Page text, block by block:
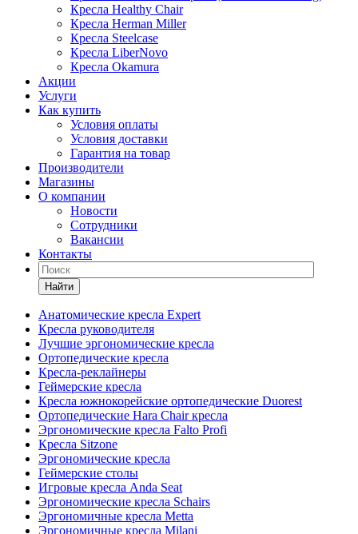
Кресла Healthy Chair
Кресла Herman Miller
Кресла Steelcase
Кресла LiberNovo
Кресла Okamura
Акции
Услуги
Как купить
Условия оплаты
Условия доставки
Гарантия на товар
Производители
Магазины
О компании
Новости
Сотрудники
Вакансии
Контакты
Найти
Анатомические кресла Expert
Кресла руководителя
Лучшие эргономические кресла
Ортопедические кресла
Кресла-реклайнеры
Геймерские кресла
Кресла южнокорейские ортопедические Duorest
Ортопедические Hara Chair кресла
Эргономические кресла Falto Profi
Кресла Sitzone
Эргономические кресла
Геймерские столы
Игровые кресла Anda Seat
Эргономические кресла Schairs
Эргономичные кресла Metta
Эргономичные кресла Milani